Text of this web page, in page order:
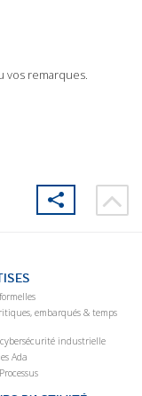
vos remarques.
embarqués & temps
cybersécurité industrielle
Ada